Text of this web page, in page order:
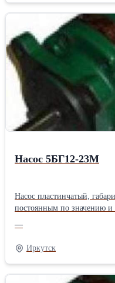
не более - 5 г/л. Величина частиц
характеристики: Номинальное давление, атм. 0,63 Номинальная
частота вращения , об/мин 3000 Номинальная подача, л/мин 100
Насос 5БГ12-23М
Насос пластинчатый, габарита 1+1. Общие
постоянным по значению и
минерального масла с
гидросистемы машин,
температуре масла от 10
среды от 1 до 40 оС.
отфильтровано от частиц
—
Иркутск